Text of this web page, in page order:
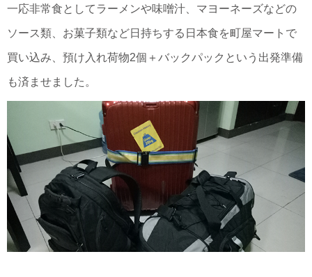
一応非常食としてラーメンや味噌汁、マヨーネーズなどの
ソース類、お菓子類など日持ちする日本食を町屋マートで
買い込み、預け入れ荷物2個＋バックパックという出発準備
も済ませました。